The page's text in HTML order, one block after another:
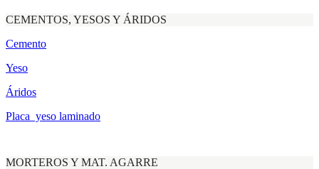
CEMENTOS, YESOS Y ÁRIDOS
Cemento
Yeso
Áridos
Placa yeso laminado
MORTEROS Y MAT. AGARRE